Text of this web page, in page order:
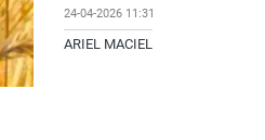
24-04-2026 11:31
ARIEL MACIEL